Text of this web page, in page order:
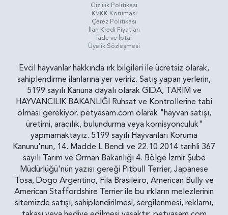
Gizlilik Politikasi
KVKK Koruması
Çerez Politikası
İlan Kredi Fiyatları
İade ve İptal
Üyelik Sözleşmesi
Evcil hayvanlar hakkında ırk bilgileri ile ücretsiz olarak,
sahiplendirme ilanlarına yer veririz. Satış yapan yerlerin,
5199 sayılı Kanuna dayalı olarak GIDA, TARIM ve
HAYVANCILIK BAKANLIĞI Ruhsat ve Kontrollerine tabi
olması gerekiyor. petyasam.com olarak "hayvan satışı,
üretimi, aracılık, bulundurma veya komisyonculuk"
yapmamaktayız. 5199 sayılı Hayvanları Koruma
Kanunu'nun, 14. Madde L Bendi ve 22.10.2014 tarihli 367
sayılı Tarım ve Orman Bakanlığı 4. Bölge İzmir Şube
Müdürlüğü'nün yazısı gereği Pitbull Terrier, Japanese
Tosa, Dogo Argentino, Fila Brasileiro, American Bully ve
American Staffordshire Terrier ile bu ırkların melezlerinin
sitemizde satışı, sahiplendirilmesi, sergilenmesi, reklamı,